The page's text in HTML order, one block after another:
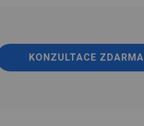
KONZULTACE ZDARMA